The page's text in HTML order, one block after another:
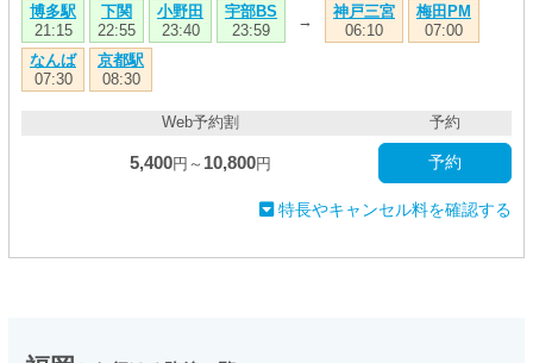
博多駅
21:15
下関
22:55
小野田
23:40
宇部BS
23:59
→
神戸三宮
06:10
梅田PM
07:00
なんば
07:30
京都駅
08:30
Web予約割
5,400円～ 10,800円
予約
予約
特長やキャンセル料を確認する